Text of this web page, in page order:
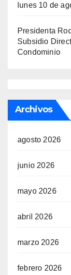
lunes 10 de
Presidenta
Subsidio
Condominio
Archivos
agosto 2026
junio 2026
mayo 2026
abril 2026
marzo 2026
febrero 2026